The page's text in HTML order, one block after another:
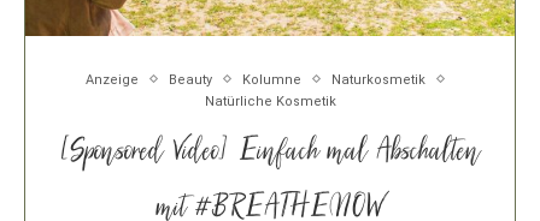
Anzeige Beauty Kolumne
Naturkosmetik
Natürliche Kosmetik
[Sponsored Video] Einfach mal Abschalten
mit #BREATHENOW